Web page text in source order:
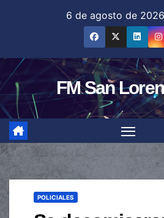
6 de agosto de 2026
FM San
POLICIALES